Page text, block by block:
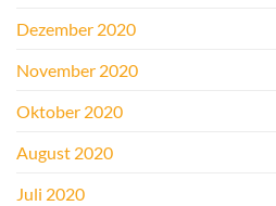
Dezember 2020
November 2020
Oktober 2020
August 2020
Juli 2020